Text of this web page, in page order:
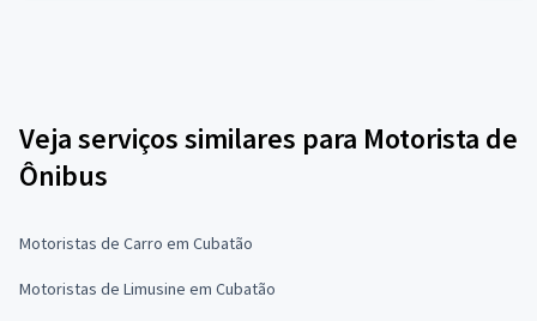
Veja serviços similares para Motorista de
Ônibus
Motoristas de Carro em Cubatão
Motoristas de Limusine em Cubatão